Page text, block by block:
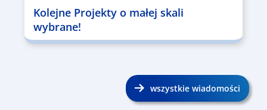
Kolejne Projekty o małej skali
wybrane!
wszystkie wiadomości